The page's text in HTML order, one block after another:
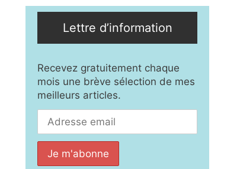
Lettre d’information
Recevez gratuitement chaque
mois une brève sélection de mes
meilleurs articles.